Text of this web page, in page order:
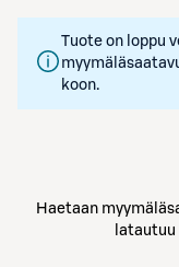
Tuote on loppu
koon.
Haetaan
latautuu